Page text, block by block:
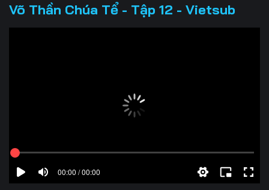
Võ Thần Chúa Tể - Tập 12 - Vietsub
00:00 / 00:00